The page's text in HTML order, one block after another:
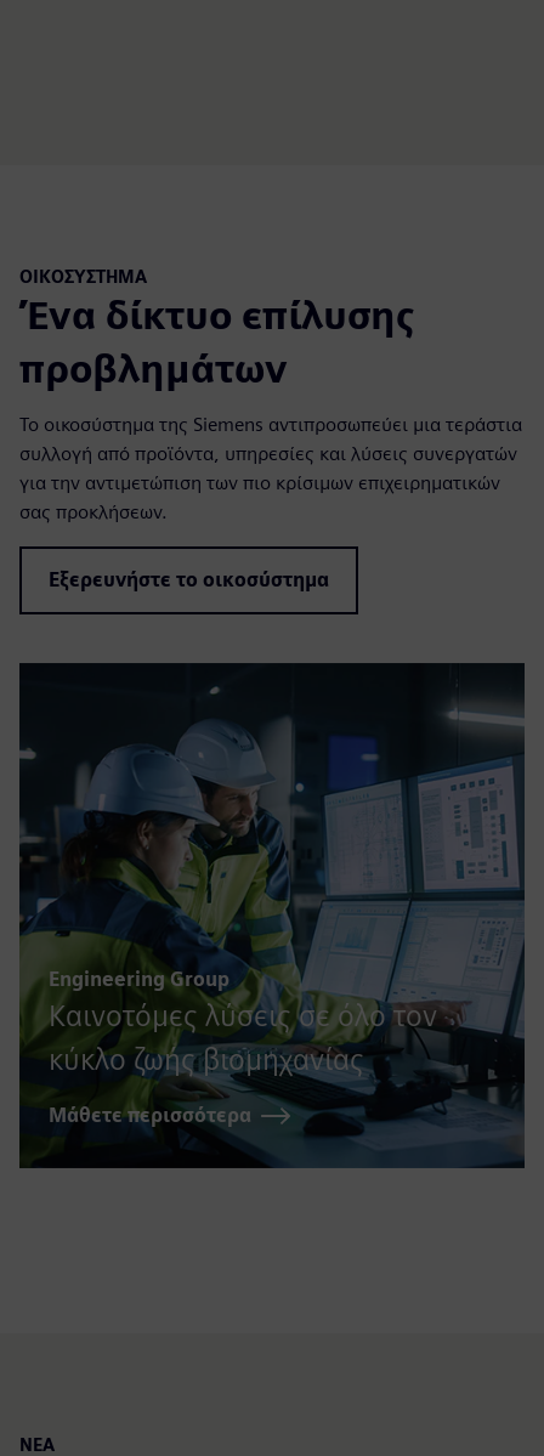
ΟΙΚΟΣΎΣΤΗΜΑ
Ένα δίκτυο επίλυσης
προβλημάτων
Το οικοσύστημα της Siemens αντιπροσωπεύει μια τεράστια
συλλογή από προϊόντα, υπηρεσίες και λύσεις συνεργατών
για την αντιμετώπιση των πιο κρίσιμων επιχειρηματικών
σας προκλήσεων.
Εξερευνήστε το οικοσύστημα
Engineering Group
Καινοτόμες λύσεις σε όλο τον
κύκλο ζωής βιομηχανίας
Μάθετε περισσότερα
ΝΈΑ